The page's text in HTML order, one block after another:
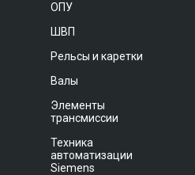
ОПУ
ШВП
Рельсы и каретки
Валы
Элементы
трансмиссии
Техника
автоматизации
Siemens